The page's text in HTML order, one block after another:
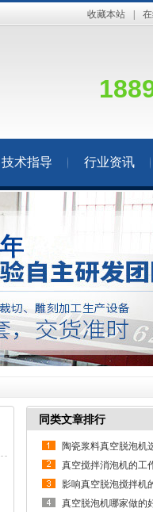
收藏本站
技术指导 行业资讯
同类文章排行
陶瓷浆料真空脱泡机
真空搅拌消泡机的工
真空脱泡机哪家做的